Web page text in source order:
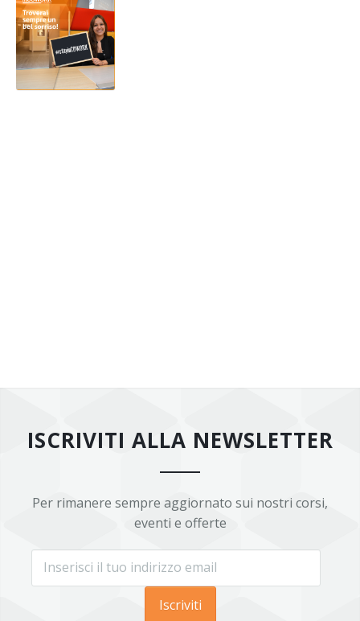
ISCRIVITI ALLA NEWSLETTER
Per rimanere sempre aggiornato sui nostri corsi,
eventi e offerte
Iscriviti